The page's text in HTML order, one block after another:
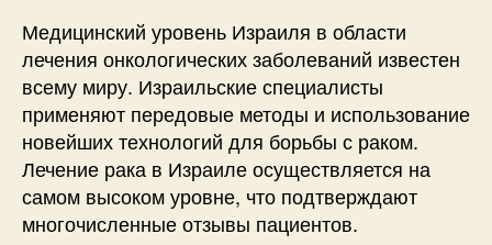
Медицинский уровень Израиля в области
лечения онкологических заболеваний известен
всему миру. Израильские специалисты
применяют передовые методы и использование
новейших технологий для борьбы с раком.
Лечение рака в Израиле осуществляется на
самом высоком уровне, что подтверждают
многочисленные отзывы пациентов.